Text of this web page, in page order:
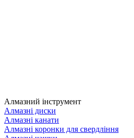
Алмазний інструмент
Алмазні диски
Алмазні канати
Алмазні коронки для свердління